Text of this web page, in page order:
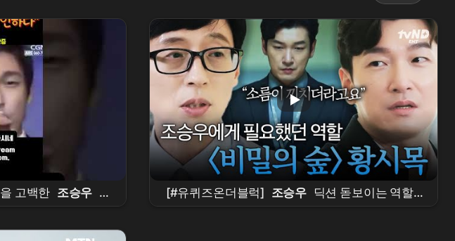
고백한 조승우 |
Confesses His
[#유퀴즈온더블럭] 조승우 딕션 돋보이는 역할 1
티어 ㄷㄷ 조승우 가 직접 밝힌 〈비밀의 숲〉 황